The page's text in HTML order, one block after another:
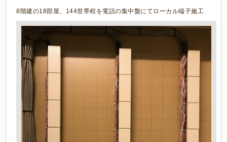
8階建の18部屋、144世帯程を電話の集中盤にてローカル端子施工